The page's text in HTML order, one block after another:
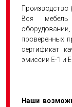
Производство
Вся мебель
проверенных
сертификат
эмиссии Е-1 и
Наши